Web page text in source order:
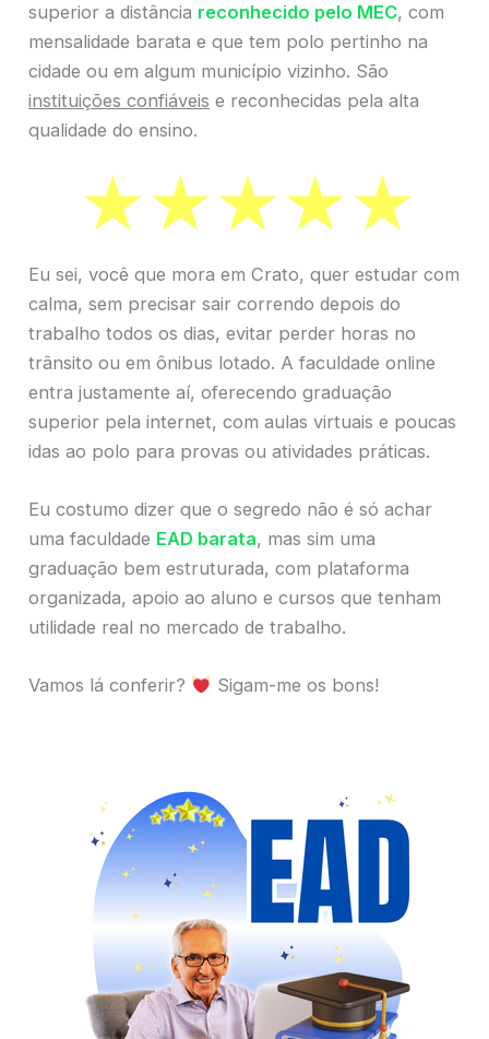
superior a distância reconhecido pelo MEC, com
mensalidade barata e que tem polo pertinho na
cidade ou em algum município vizinho. São
instituições confiáveis e reconhecidas pela alta
qualidade do ensino.
Eu sei, você que mora em Crato, quer estudar com
calma, sem precisar sair correndo depois do
trabalho todos os dias, evitar perder horas no
trânsito ou em ônibus lotado. A faculdade online
entra justamente aí, oferecendo graduação
superior pela internet, com aulas virtuais e poucas
idas ao polo para provas ou atividades práticas.
Eu costumo dizer que o segredo não é só achar
uma faculdade EAD barata, mas sim uma
graduação bem estruturada, com plataforma
organizada, apoio ao aluno e cursos que tenham
utilidade real no mercado de trabalho.
Vamos lá conferir? Sigam-me os bons!